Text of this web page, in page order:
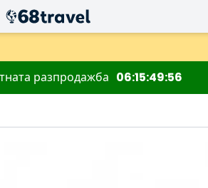
разпродажба 06 15 49 54